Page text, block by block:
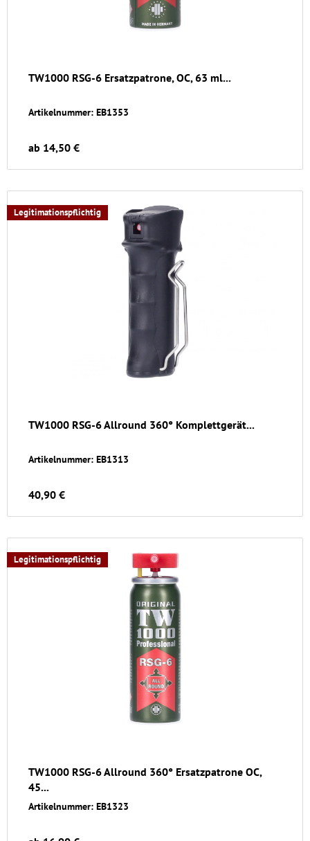
TW1000 RSG-6 Ersatzpatrone, OC, 63 ml...
Artikelnummer: EB1353
ab 14,50 €
Legitimationspflichtig
TW1000 RSG-6 Allround 360° Komplettgerät...
Artikelnummer: EB1313
40,90 €
Legitimationspflichtig
TW1000 RSG-6 Allround 360° Ersatzpatrone OC,
45...
Artikelnummer: EB1323